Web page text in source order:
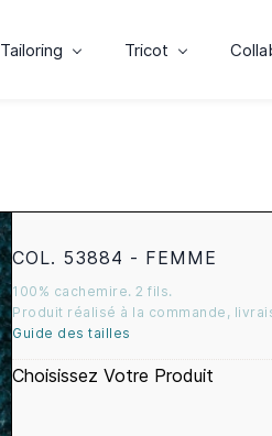
Tailoring Tricot
COL. 53884 - FEMME
100% cachemire. 2 fils.
Produit réalisé à la commande,
Guide des tailles
Choisissez Votre Produit